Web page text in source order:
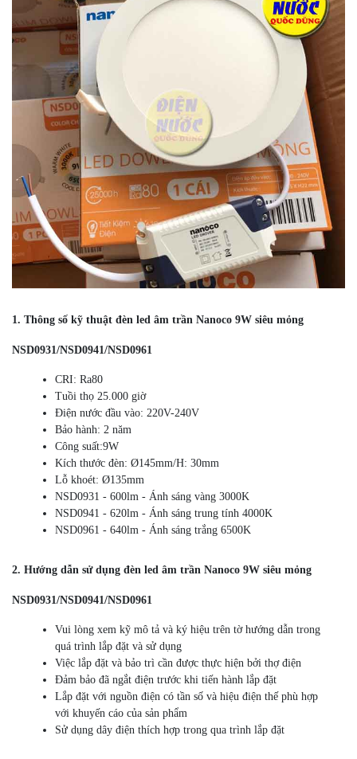
1. Thông số kỹ thuật đèn led âm trần Nanoco 9W siêu mỏng
NSD0931/NSD0941/NSD0961
CRI: Ra80
Tuồi thọ 25.000 giờ
Điện nước đầu vào: 220V-240V
Bảo hành: 2 năm
Công suất:9W
Kích thước đèn: Ø145mm/H: 30mm
Lỗ khoét: Ø135mm
NSD0931 - 600lm - Ánh sáng vàng 3000K
NSD0941 - 620lm - Ánh sáng trung tính 4000K
NSD0961 - 640lm - Ánh sáng trắng 6500K
2. Hướng dẫn sử dụng đèn led âm trần Nanoco 9W siêu mỏng
NSD0931/NSD0941/NSD0961
Vui lòng xem kỹ mô tả và ký hiệu trên tờ hướng dẫn trong
quá trình lắp đặt và sử dụng
Việc lắp đặt và bảo trì cần được thực hiện bởi thợ điện
Đảm bảo đã ngắt điện trước khi tiến hành lắp đặt
Lắp đặt với nguồn điện có tần số và hiệu điện thế phù hợp
với khuyến cáo của sản phẩm
Sử dụng dây điện thích hợp trong qua trình lắp đặt